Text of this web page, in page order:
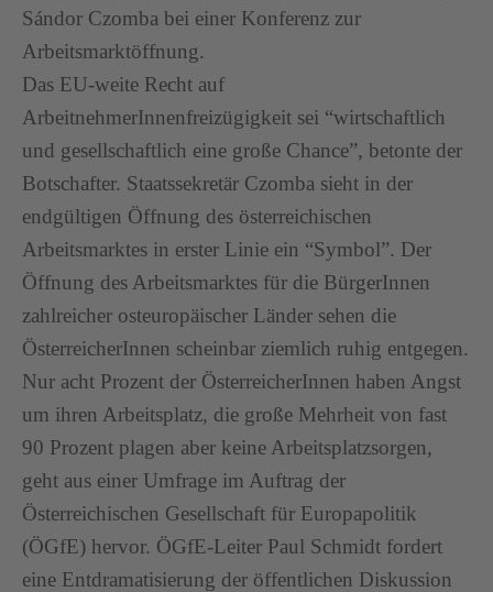
Sándor Czomba bei einer Konferenz zur
Arbeitsmarktöffnung.
Das EU-weite Recht auf
ArbeitnehmerInnenfreizügigkeit sei “wirtschaftlich
und gesellschaftlich eine große Chance”, betonte der
Botschafter. Staatssekretär Czomba sieht in der
endgültigen Öffnung des österreichischen
Arbeitsmarktes in erster Linie ein “Symbol”. Der
Öffnung des Arbeitsmarktes für die BürgerInnen
zahlreicher osteuropäischer Länder sehen die
ÖsterreicherInnen scheinbar ziemlich ruhig entgegen.
Nur acht Prozent der ÖsterreicherInnen haben Angst
um ihren Arbeitsplatz, die große Mehrheit von fast
90 Prozent plagen aber keine Arbeitsplatzsorgen,
geht aus einer Umfrage im Auftrag der
Österreichischen Gesellschaft für Europapolitik
(ÖGfE) hervor. ÖGfE-Leiter Paul Schmidt fordert
eine Entdramatisierung der öffentlichen Diskussion